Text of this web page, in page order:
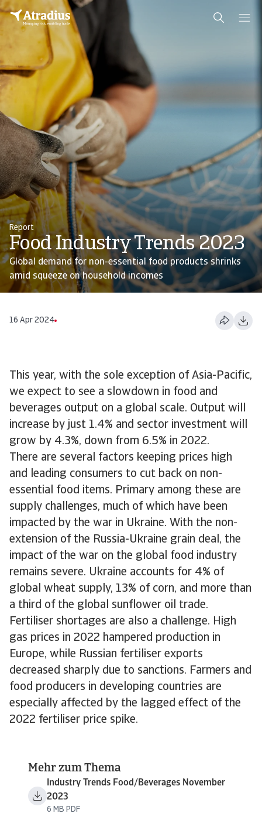
Report
Food Industry Trends 2023
Global demand for non-essential food products shrinks
amid squeeze on household incomes
16 Apr 2024
This year, with the sole exception of Asia-Pacific,
we expect to see a slowdown in food and
beverages output on a global scale. Output will
increase by just 1.4% and sector investment will
grow by 4.3%, down from 6.5% in 2022.
There are several factors keeping prices high
and leading consumers to cut back on non-
essential food items. Primary among these are
supply challenges, much of which have been
impacted by the war in Ukraine. With the non-
extension of the Russia-Ukraine grain deal, the
impact of the war on the global food industry
remains severe. Ukraine accounts for 4% of
global wheat supply, 13% of corn, and more than
a third of the global sunflower oil trade.
Fertiliser shortages are also a challenge. High
gas prices in 2022 hampered production in
Europe, while Russian fertiliser exports
decreased sharply due to sanctions. Farmers and
food producers in developing countries are
especially affected by the lagged effect of the
2022 fertiliser price spike.
Mehr zum Thema
Industry Trends Food/Beverages November
2023
6 MB PDF